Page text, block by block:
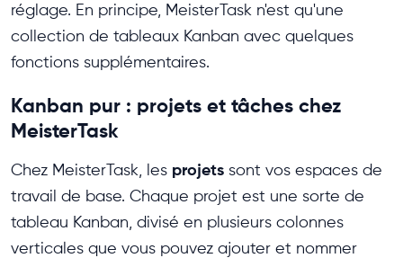
réglage. En principe, MeisterTask n'est qu'une
collection de tableaux Kanban avec quelques
fonctions supplémentaires.
Kanban pur : projets et tâches chez
MeisterTask
Chez MeisterTask, les projets sont vos espaces de
travail de base. Chaque projet est une sorte de
tableau Kanban, divisé en plusieurs colonnes
verticales que vous pouvez ajouter et nommer